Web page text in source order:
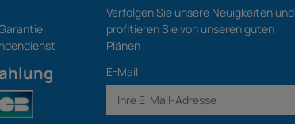
Verfolgen Sie unsere Neuigkeiten und
profitieren Sie von unseren guten
Plänen
E-Mail